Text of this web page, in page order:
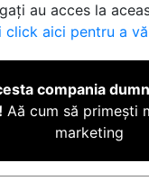
au acces la
click aici pentru a
compania
Aă cum să primești
marketing